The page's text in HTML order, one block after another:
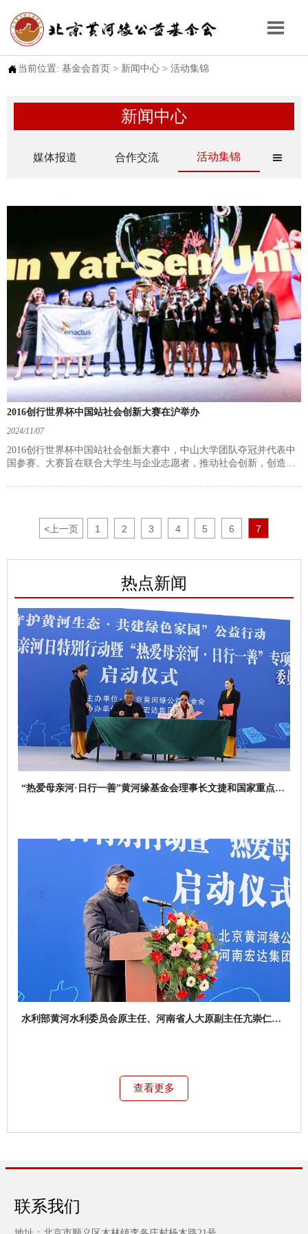

 当前位置: 基金会首页 > 新闻中心 > 活动集锦
新闻中心
媒体报道 合作交流 活动集锦 
2016创行世界杯中国站社会创新大赛在沪举办
2024/11/07
2016创行世界杯中国站社会创新大赛中，中山大学团队夺冠并代表中
国参赛。大赛旨在联合大学生与企业志愿者，推动社会创新，创造可
创新精神。大赛亮点包括论坛、展会和企业合作，戴尔大中华区总裁
< 上一页 1 2 3 4 5 6 7
热点新闻
“热爱母亲河·日行一善”黄河缘基金会理事长文捷和国家重点研
水利部黄河水利委员会原主任、河南省人大原副主任亢崇仁先
查看更多
联系我们